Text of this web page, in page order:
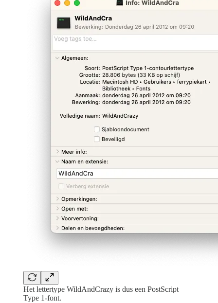
Het lettertype WildAndCrazy is dus een PostScript
Type 1-font.